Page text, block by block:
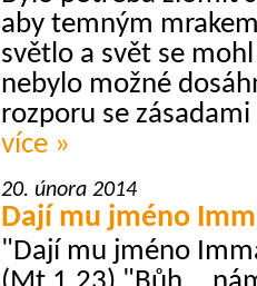
aby temným
světlo a svět se
nebylo možné
rozporu se zásadami
více »
20. února 2014
Dají mu jméno
"Dají mu jméno